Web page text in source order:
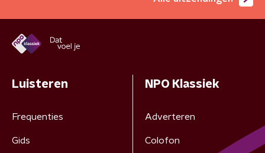
Luisteren
Frequenties
Gids
NPO Klassiek
Adverteren
Colofon